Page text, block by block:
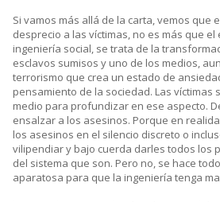
Si vamos más allá de la carta, vemos que
desprecio a las víctimas, no es más que
ingeniería social, se trata de la
esclavos sumisos y uno de los medios,
terrorismo que crea un estado de
pensamiento de la sociedad. Las víctimas
medio para profundizar en ese aspecto.
ensalzar a los asesinos. Porque en
los asesinos en el silencio discreto o
vilipendiar y bajo cuerda darles todos los
del sistema que son. Pero no, se hace
aparatosa para que la ingeniería tenga